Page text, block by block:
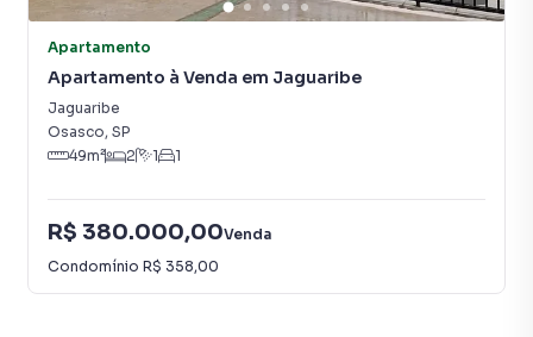
Apartamento
Apartamento à Venda em Jaguaribe
Jaguaribe
Osasco, SP
49m² 2 1 1
R$ 380.000,00Venda
Condomínio R$ 358,00